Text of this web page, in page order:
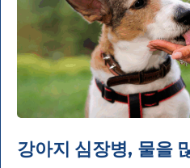
강아지 심장병, 물을